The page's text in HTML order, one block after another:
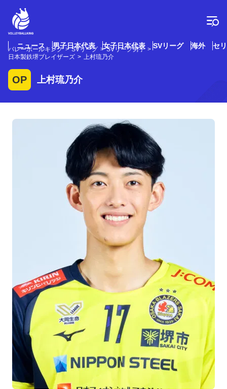
ニュース 男子日本代表 女子日本代表 SVリーグ 海外 セ
バレーボールキング SVリーグ
SVリーグ男子
日本製鉄堺ブレイザーズ
上村琉乃介
OP 上村琉乃介